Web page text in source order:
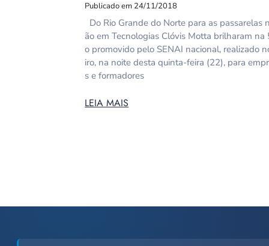
Publicado em 24/11/2018
Do Rio Grande do Norte para as passarelas
ão em Tecnologias Clóvis Motta brilharam
o promovido pelo SENAI nacional, realizado
iro, na noite desta quinta-feira (22), para
s e formadores
LEIA MAIS